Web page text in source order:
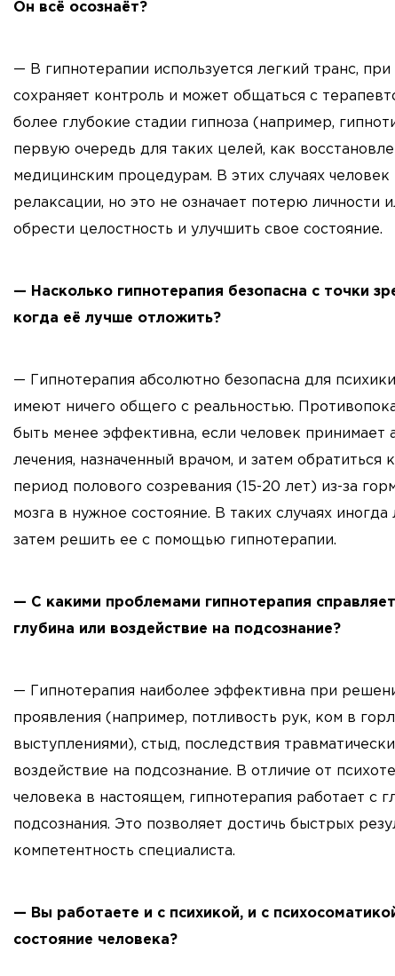
Он всё осознаёт?
— В гипнотерапии используется легкий транс,
сохраняет контроль и может общаться с
более глубокие стадии гипноза (например,
первую очередь для таких целей, как
медицинским процедурам. В этих случаях
релаксации, но это не означает потерю личности
обрести целостность и улучшить свое состояние.
— Насколько гипнотерапия безопасна с точки
когда её лучше отложить?
— Гипнотерапия абсолютно безопасна для
имеют ничего общего с реальностью.
быть менее эффективна, если человек принимает
лечения, назначенный врачом, и затем
период полового созревания (15-20 лет) из-за
мозга в нужное состояние. В таких случаях
затем решить ее с помощью гипнотерапии.
— С какими проблемами гипнотерапия
глубина или воздействие на подсознание?
— Гипнотерапия наиболее эффективна при
проявления (например, потливость рук, ком в
выступлениями), стыд, последствия
воздействие на подсознание. В отличие от
человека в настоящем, гипнотерапия работает с
подсознания. Это позволяет достичь быстрых
компетентность специалиста.
— Вы работаете и с психикой, и с
состояние человека?